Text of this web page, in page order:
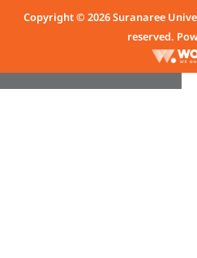
Copyright © 2026 Suranaree
reserved.